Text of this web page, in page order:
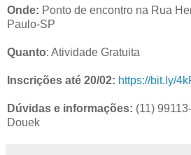
Onde: Ponto de encontro na Rua
Paulo-SP
Quanto: Atividade Gratuita
Inscrições até 20/02: https://bit.ly/
Dúvidas e informações: (11)
Douek